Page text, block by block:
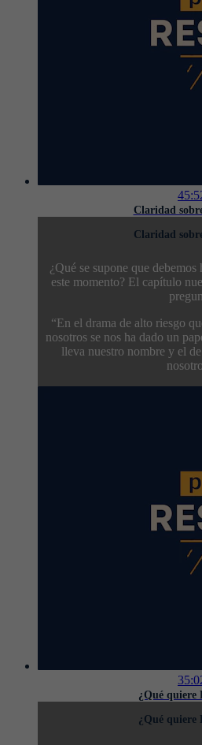
Claridad
Claridad
¿Qué se supone que
este momento? El capítulo
“En el drama de alto riesgo
nosotros se nos ha dado un
lleva nuestro nombre y el
¿Qué quiere
¿Qué quiere